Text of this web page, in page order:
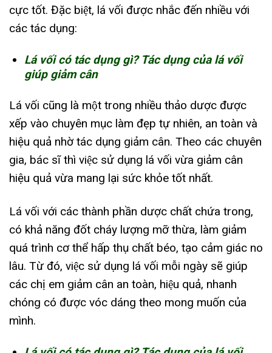
cực tốt. Đặc biệt, lá vối được nhắc đến nhiều với
các tác dụng:
Lá vối có tác dụng gì? Tác dụng của lá vối
giúp giảm cân
Lá vối cũng là một trong nhiều thảo dược được
xếp vào chuyên mục làm đẹp tự nhiên, an toàn và
hiệu quả nhờ tác dụng giảm cân. Theo các chuyên
gia, bác sĩ thì việc sử dụng lá vối vừa giảm cân
hiệu quả vừa mang lại sức khỏe tốt nhất.
Lá vối với các thành phần dược chất chứa trong,
có khả năng đốt cháy lượng mỡ thừa, làm giảm
quá trình cơ thể hấp thụ chất béo, tạo cảm giác no
lâu. Từ đó, việc sử dụng lá vối mỗi ngày sẽ giúp
các chị em giảm cân an toàn, hiệu quả, nhanh
chóng có được vóc dáng theo mong muốn của
mình.